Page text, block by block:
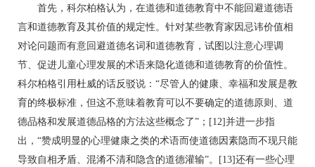
首先，科尔柏格认为，在道德和道德教育中不能回避道德语
言和道德教育及其价值的规定性。针对某些教育家因忌讳价值相
对论问题而有意回避道德名词和道德教育，试图以注意心理调
节、促进儿童心理发展的术语来隐化道德和道德教育的价值性。
科尔柏格引用杜威的话反驳说：“尽管人的健康、幸福和发展是教
育的终极标准，但这不意味着教育可以不要确定的道德原则、道
德品格和发展道德品格的方法这些概念了”；[12]并进一步指
出，“赞成明显的心理健康之类的术语而使道德因素隐而不现只能
导致自相矛盾、混淆不清和隐含的道德灌输”。[13]还有一些心理